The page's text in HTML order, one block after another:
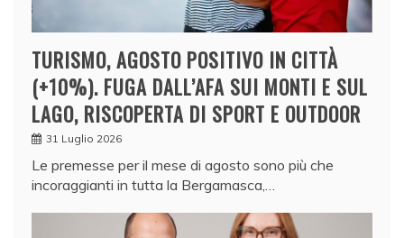
TURISMO, AGOSTO POSITIVO IN CITTÀ
(+10%). FUGA DALL’AFA SUI MONTI E SUL
LAGO, RISCOPERTA DI SPORT E OUTDOOR
31 Luglio 2026
Le premesse per il mese di agosto sono più che
incoraggianti in tutta la Bergamasca,…